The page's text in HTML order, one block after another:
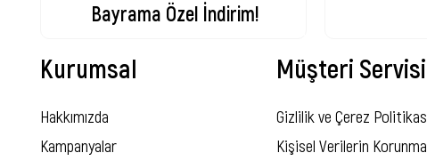
Bayrama Özel İndirim!
Kurumsal
Hakkımızda
Kampanyalar
Müşteri Servisi
Gizlilik ve Çerez
Kişisel Verilerin